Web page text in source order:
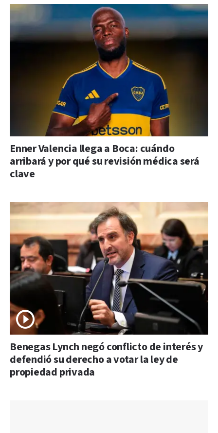
Enner Valencia llega a Boca: cuándo
arribará y por qué su revisión médica será
clave
Benegas Lynch negó conflicto de interés y
defendió su derecho a votar la ley de
propiedad privada